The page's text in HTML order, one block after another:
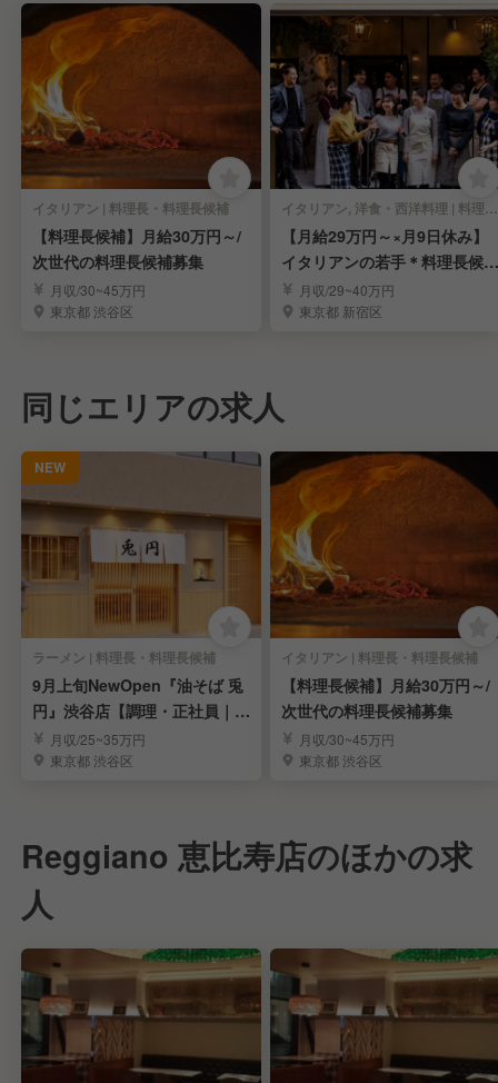
イタリアン | 料理長・料理長候補
【料理長候補】月給30万円～/
次世代の料理長候補募集
月収/30~45万円
東京都 渋谷区
イタリアン, 洋食・西洋料理 | 料理長・料理長候補
【月給29万円～×月9日休み】
イタリアンの若手＊料理長候補
募集月収/29~40万円
東京都 新宿区
同じエリアの求人
NEW
ラーメン | 料理長・料理長候補
9月上旬NewOpen『油そば 兎
円』渋谷店【調理・正社員｜店
長候補】
月収/25~35万円
東京都 渋谷区
イタリアン | 料理長・料理長候補
【料理長候補】月給30万円～/
次世代の料理長候補募集
月収/30~45万円
東京都 渋谷区
Reggiano 恵比寿店のほかの求
人